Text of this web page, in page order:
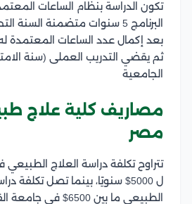
تكون الدراسة بنظام الساعات
البرنامج 5 سنوات متضمنة السنة
بعد إكمال عدد الساعات المعتمدة
ثم يقضي التدريب العملى (سنة
الجامعية
مصاريف كلية علاج
مصر
ل 5000$ سنويًا، بينما تصل تكلفة
الطبيعي ما بين 6500$ في